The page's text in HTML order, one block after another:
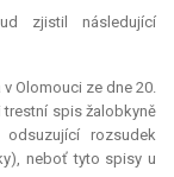
zjistil následující
Olomouci ze dne 20.
trestní spis žalobkyně
rozsudek
neboť tyto spisy u